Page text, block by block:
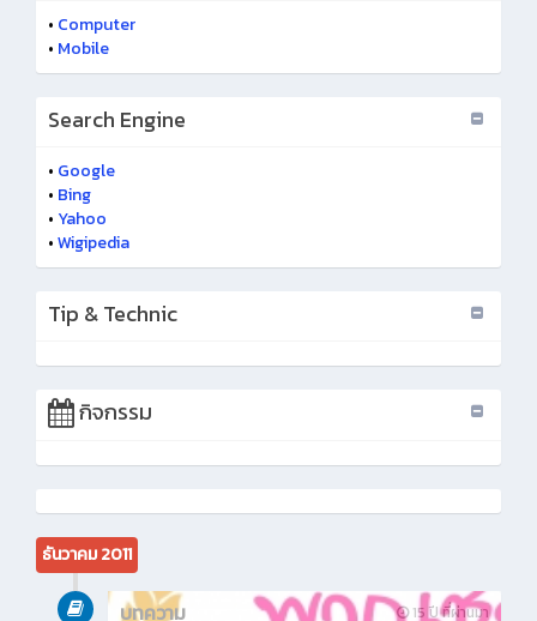
• Computer
• Mobile
Search Engine
• Google
• Bing
• Yahoo
•Wigipedia
Tip & Technic
กิจกรรม
ธันวาคม 2011
15 ปี ที่ผ่านมา
บทความ